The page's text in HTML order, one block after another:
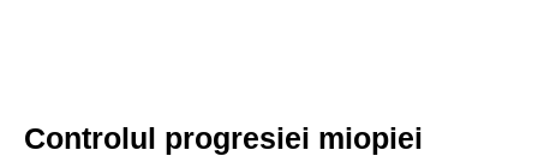
Controlul progresiei miopiei